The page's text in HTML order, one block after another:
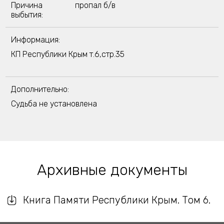
Причина
выбытия:
пропал б/в
Информация:
КП Республики Крым т.6,стр.35
Дополнительно:
Судьба не установлена
Архивные документы
Книга Памяти Республики Крым. Том 6.